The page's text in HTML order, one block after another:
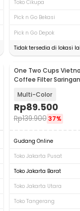
Toko Cikupa
Pick n Go Bekasi
Pick n Go Depok
Tidak tersedia di lokasi
One Two Cups
Coffee Filter
Multi-Color
Rp89.500
Rp139.900 37%
Gudang Online
Toko Jakarta Pusat
Toko Jakarta Barat
Toko Jakarta Utara
Toko Tangerang